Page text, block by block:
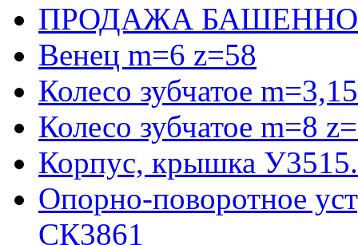
ПРОДАЖА
Венец m=6 z=58
Колесо зубчатое
Колесо зубчатое m=8
Корпус, крышка
Опорно-поворотное
СК3861